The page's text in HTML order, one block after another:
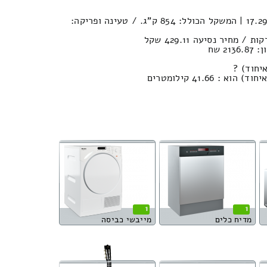
נפח חפצים במשאית : 17.29м³ | המשקל הכולל: 854 ק”ג. / טעינה ופריקה:
שח
?
קילומטרים
1
מדיח כלים
1
מייבשי כביסה